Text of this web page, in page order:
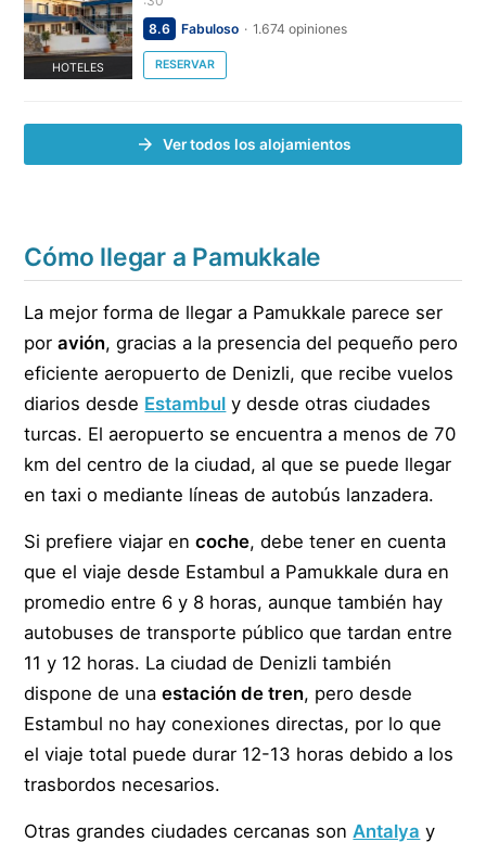
HOTELES
8.6
Fabuloso 1.674 opiniones
RESERVAR
Ver todos los alojamientos
Cómo llegar a Pamukkale
La mejor forma de llegar a Pamukkale parece ser
poravión, gracias a la presencia del pequeño pero
eficiente aeropuerto de Denizli, que recibe vuelos
diarios desde Estambul y desde otras ciudades
turcas. El aeropuerto se encuentra a menos de 70
km del centro de la ciudad, al que se puede llegar
en taxi o mediante líneas de autobús lanzadera.
Si prefiere viajar encoche, debe tener en cuenta
que el viaje desde Estambul a Pamukkale dura en
promedio entre 6 y 8 horas, aunque también hay
autobuses de transporte público que tardan entre
11 y 12 horas. La ciudad de Denizli también
dispone de unaestación de tren, pero desde
Estambul no hay conexiones directas, por lo que
el viaje total puede durar 12-13 horas debido a los
trasbordos necesarios.
Otras grandes ciudades cercanas sonAntalya y